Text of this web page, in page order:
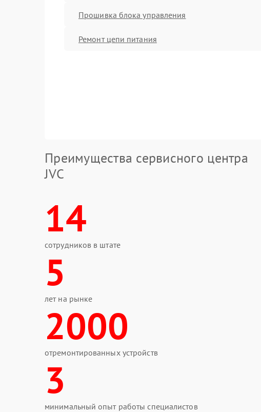
Прошивка блока управления
Ремонт цепи питания
Преимущества сервисного центра
JVC
14
сотрудников в штате
5
лет на рынке
2000
отремонтированных устройств
3
минимальный опыт работы специалистов